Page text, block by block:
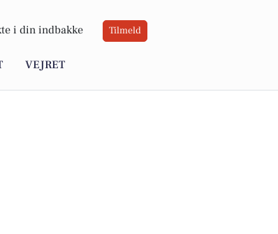
i din indbakke Tilmeld
VEJRET